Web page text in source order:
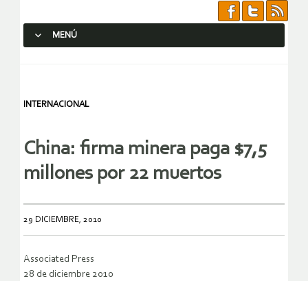
MENÚ
INTERNACIONAL
China: firma minera paga $7,5
millones por 22 muertos
29 DICIEMBRE, 2010
Associated Press
28 de diciembre 2010